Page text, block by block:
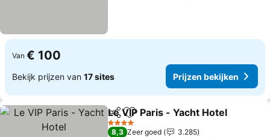
Van € 100
Bekijk prijzen van 17 sites Prijzen bekijken
DelenToevoegen aan favorieten
Le VIP Paris - Yacht Hotel
4 Sterren
8,3 Zeer goed
3.285